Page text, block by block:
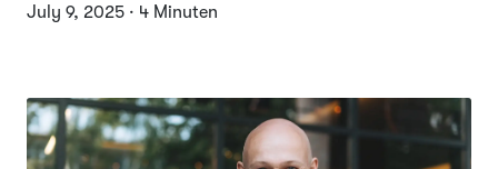
July 9, 2025 · 4 Minuten